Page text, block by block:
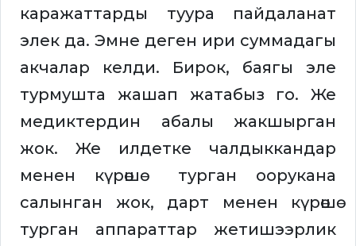
каражаттарды туура пайдаланат
элек да. Эмне деген ири суммадагы
акчалар келди. Бирок, баягы эле
турмушта жашап жатабыз го. Же
медиктердин абалы жакшырган
жок. Же илдетке чалдыккандар
менен күрөшө турган оорукана
салынган жок, дарт менен күрөшө
турган аппараттар жетишээрлик